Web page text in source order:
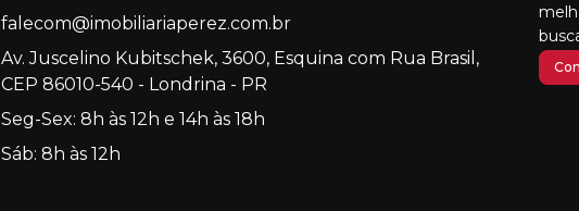
falecom@imobiliariaperez.com.br
Av. Juscelino Kubitschek, 3600, Esquina com Rua Brasil,
CEP 86010-540 - Londrina - PR
Seg-Sex: 8h às 12h e 14h às 18h
Sáb: 8h às 12h